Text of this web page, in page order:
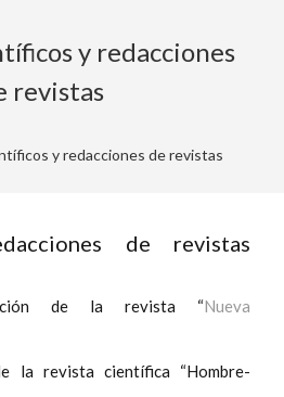
y redacciones
revistas
y redacciones de revistas
de revistas
de la revista “Nueva
la revista científica “Hombre-